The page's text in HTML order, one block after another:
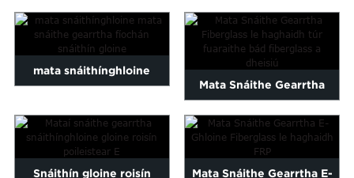
neart fite snáithínghloine
...
mata snáithínghloine
stráin mionghearrtha ...
Mata Snáithe Gearrtha
Fiberglass le haghaidh
deisiú snáithín...
Snáithín gloine roisín Mata Snáithe Gearrtha E-